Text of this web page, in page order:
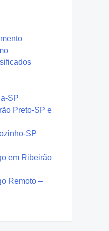
SP
Preto-SP e
SP
em Ribeirão
Remoto –